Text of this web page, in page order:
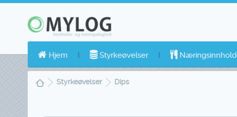
Hjem Styrkeøvelser Næringsinnhold
Styrkeøvelser Dips